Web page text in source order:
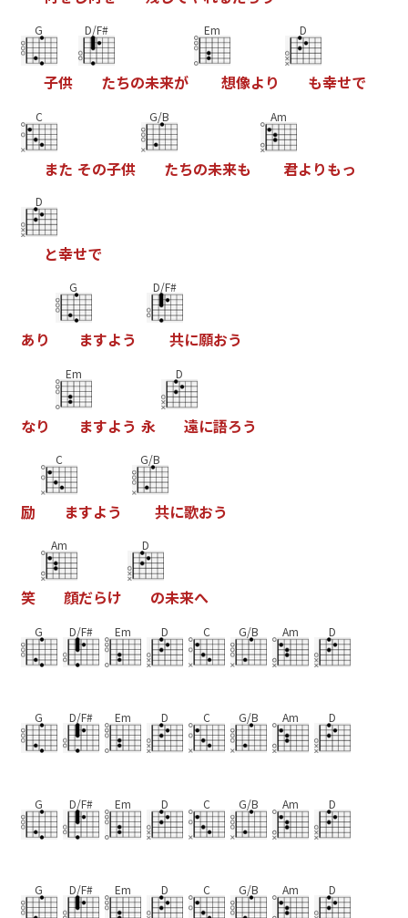
G
子供
D/F#
たちの未来が
Em
想像よ り
D
も幸せで
C
また その子供
G/B
たちの未来も
Am
君よ りもっ
D
と幸せで
あ り
G
ますよう
D/F#
共に願おう
なり
Em
ますよう 永
D
遠に語ろう
励
C
ますよう
G/B
共に歌おう
笑
Am
顔だらけ
D
の未来へ
G D/F# Em D C G/B Am D
G D/F# Em D C G/B Am D
G D/F# Em D C G/B Am D
G D/F# Em D C G/B Am D